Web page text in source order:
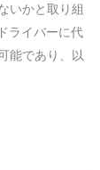
いかと取り組
ライバーに代
能であり、以